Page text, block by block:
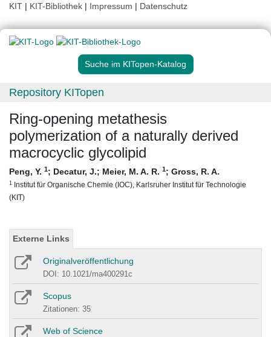
KIT | KIT-Bibliothek | Impressum | Datenschutz
Suche im KITopen-Katalog
Repository KITopen
Ring-opening metathesis
polymerization of a naturally derived
macrocyclic glycolipid
Peng, Y. 1; Decatur, J.; Meier, M. A. R. 1; Gross, R. A.
1 Institut für Organische Chemie (IOC), Karlsruher Institut für Technologie
(KIT)
Externe Links
Originalveröffentlichung
DOI: 10.1021/ma400291c
Scopus
Zitationen: 35
Web of Science